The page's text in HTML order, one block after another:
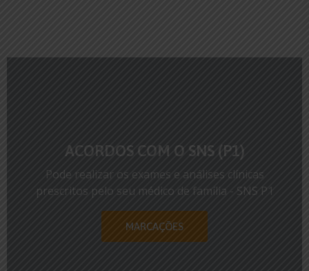
ACORDOS COM O SNS (P1)
Pode realizar os exames e análises clínicas
prescritos pelo seu médico de família - SNS P1
MARCAÇÕES